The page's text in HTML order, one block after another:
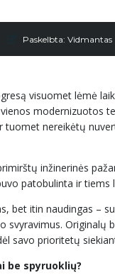
Paskelbta: Vidmantas
visuomet lėmė
modernizuotos
tuomet nereikėtų
inžinerinės
patobulinta ir tiems
bet itin naudingas –
svyravimus.
savo prioritetų
be spyruoklių?